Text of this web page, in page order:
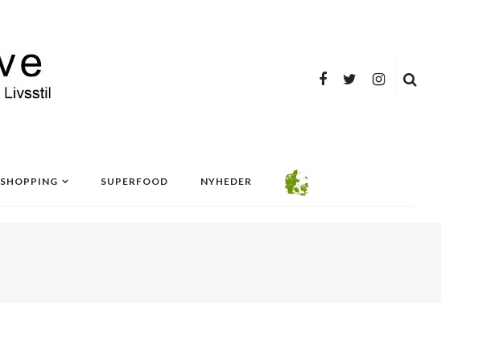
SHOPPING SUPERFOOD NYHEDER